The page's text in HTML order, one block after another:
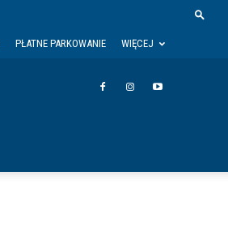
PŁATNE PARKOWANIE WIĘCEJ